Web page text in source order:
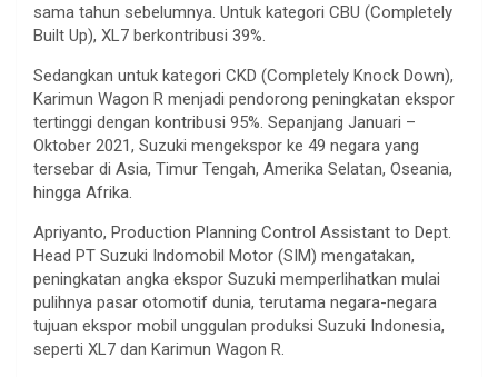
sama tahun sebelumnya. Untuk kategori CBU (Completely
Built Up), XL7 berkontribusi 39%.
Sedangkan untuk kategori CKD (Completely Knock Down),
Karimun Wagon R menjadi pendorong peningkatan ekspor
tertinggi dengan kontribusi 95%. Sepanjang Januari –
Oktober 2021, Suzuki mengekspor ke 49 negara yang
tersebar di Asia, Timur Tengah, Amerika Selatan, Oseania,
hingga Afrika.
Apriyanto, Production Planning Control Assistant to Dept.
Head PT Suzuki Indomobil Motor (SIM) mengatakan,
peningkatan angka ekspor Suzuki memperlihatkan mulai
pulihnya pasar otomotif dunia, terutama negara-negara
tujuan ekspor mobil unggulan produksi Suzuki Indonesia,
seperti XL7 dan Karimun Wagon R.